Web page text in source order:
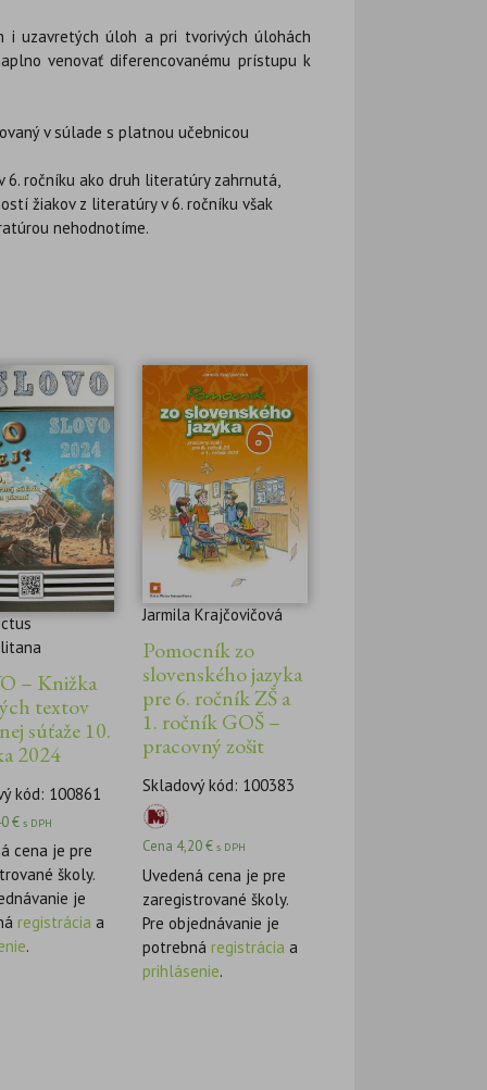
i uzavretých úloh a pri tvorivých úlohách
venovať diferencovanému prístupu k
v súlade s platnou učebnicou
6. ročníku ako druh literatúry zahrnutá,
žiakov z literatúry v 6. ročníku však
nehodnotíme.
– Knižka
textov
súťaže 10.
2024
kód: 100861
€ s DPH
cena je pre
školy.
je
registrácia a
.
Jarmila Krajčovičová
Pomocník zo
slovenského jazyka
pre 6. ročník ZŠ a
1. ročník GOŠ –
pracovný zošit
Skladový kód: 100383
Cena 4,20€ s DPH
Uvedená cena je pre
zaregistrované školy.
Pre objednávanie je
potrebnáregistrácia a
prihlásenie.